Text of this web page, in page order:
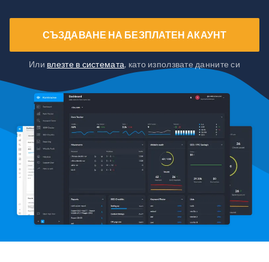
СЪЗДАВАНЕ НА БЕЗПЛАТЕН АКАУНТ
Или влезте в системата, като използвате данните си